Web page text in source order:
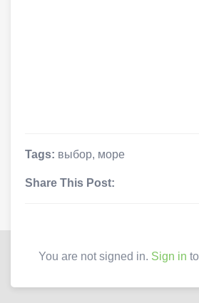
Tags: выбор, море
Share This Post:
You are not signed in. Sign in